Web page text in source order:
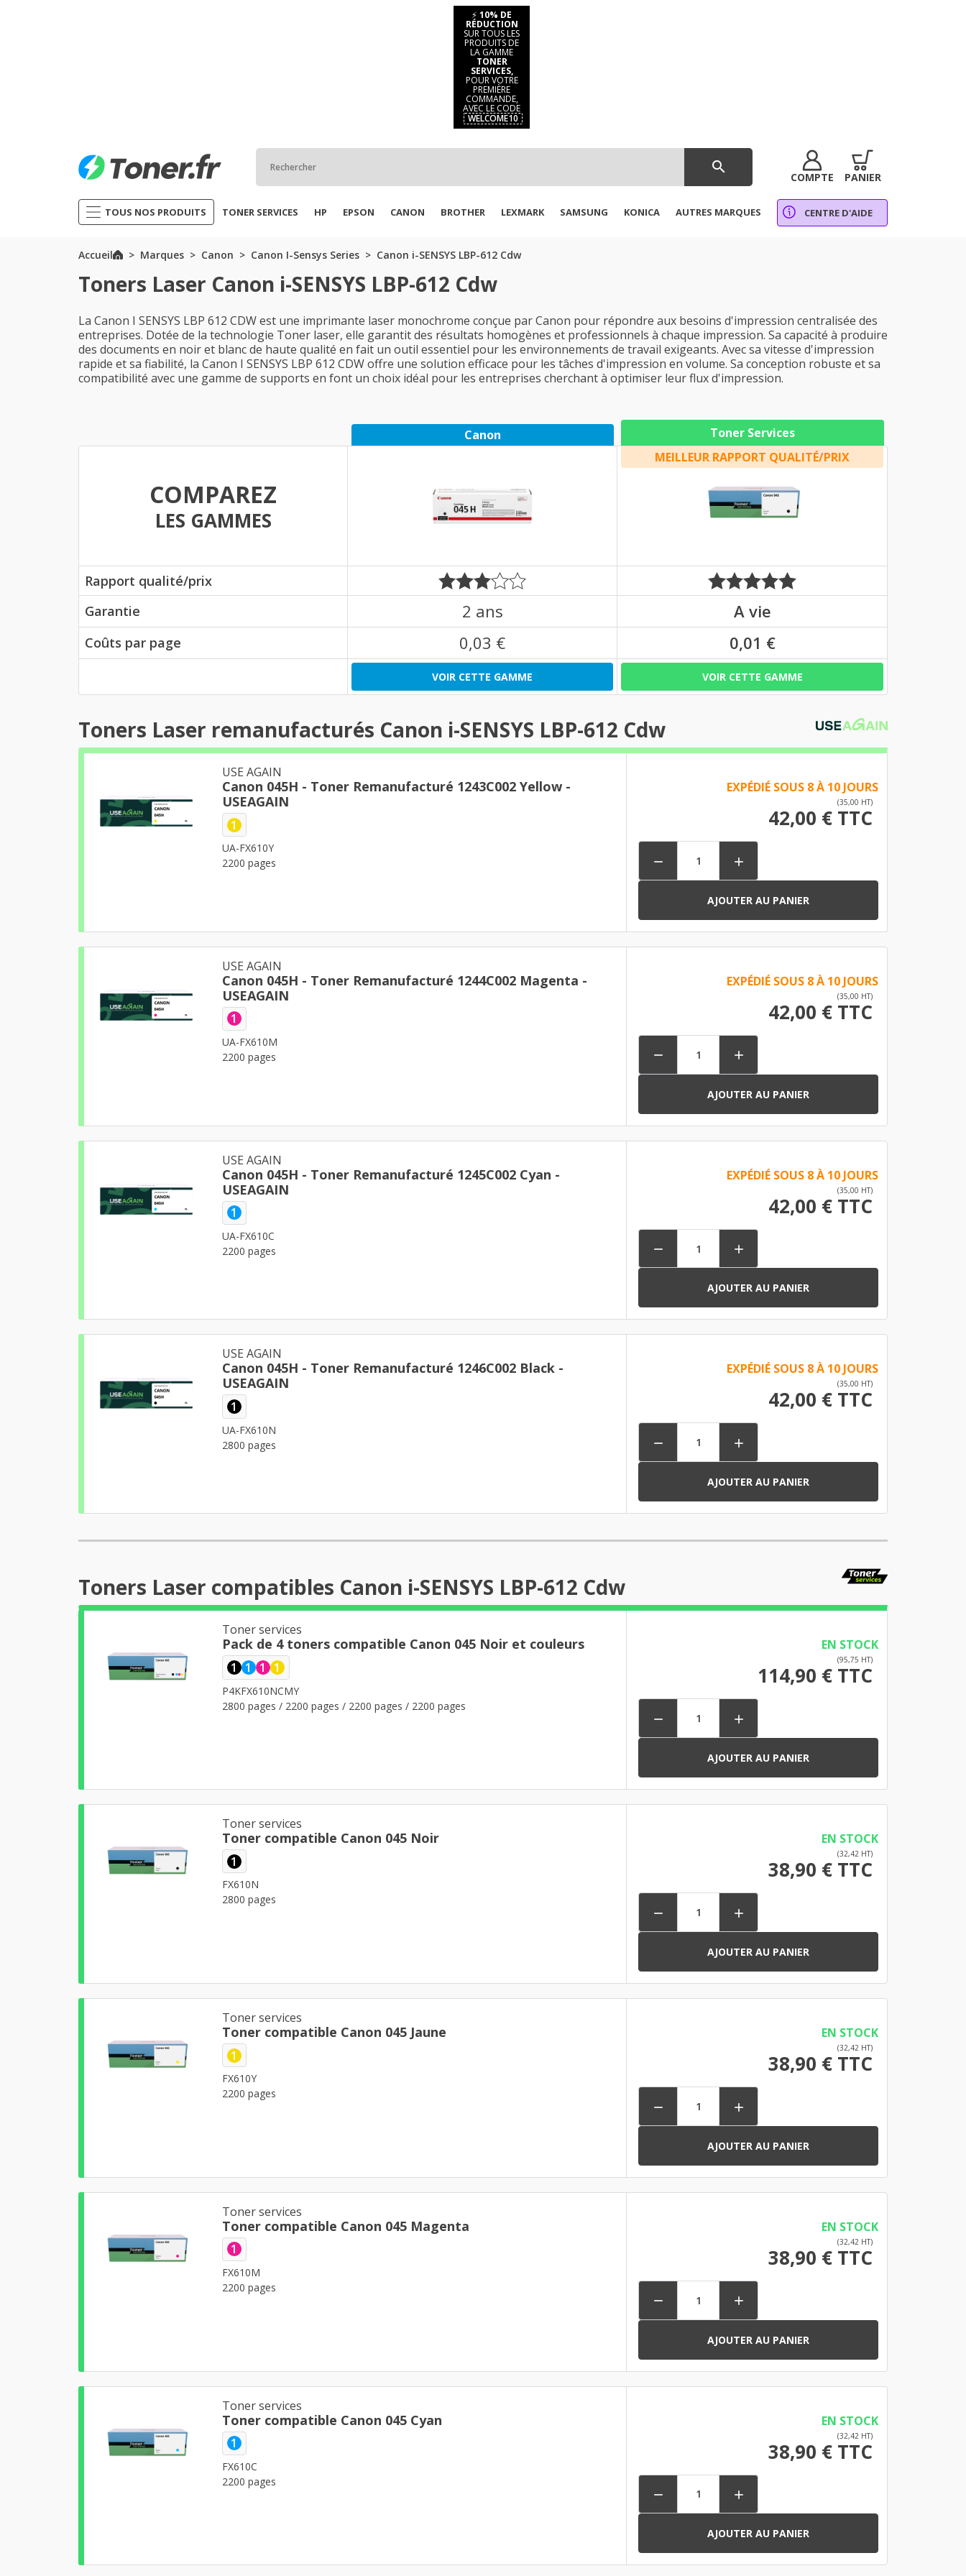
⚡ 10% DE
RÉDUCTION
SUR TOUS LES
PRODUITS DE
LA GAMME
TONER
SERVICES,
POUR VOTRE
PREMIÈRE
COMMANDE,
AVEC LE CODE
WELCOME10
search
COMPTE PANIER
TOUS NOS PRODUITS TONER SERVICES HP EPSON CANON BROTHER LEXMARK SAMSUNG KONICA AUTRES MARQUES CENTRE D'AIDE
Accueil Marques Canon Canon I-Sensys Series Canon i-SENSYS LBP-612 Cdw
Toners Laser Canon i-SENSYS LBP-612 Cdw
La Canon I SENSYS LBP 612 CDW est une imprimante laser monochrome conçue par Canon pour répondre aux besoins d'impression centralisée des
entreprises. Dotée de la technologie Toner laser, elle garantit des résultats homogènes et professionnels à chaque impression. Sa capacité à produire
des documents en noir et blanc de haute qualité en fait un outil essentiel pour les environnements de travail exigeants. Avec sa vitesse d'impression
rapide et sa fiabilité, la Canon I SENSYS LBP 612 CDW offre une solution efficace pour les tâches d'impression en volume. Sa conception robuste et sa
compatibilité avec une gamme de supports en font un choix idéal pour les entreprises cherchant à optimiser leur flux d'impression.
Canon Toner Services
COMPAREZ
LES GAMMES
MEILLEUR RAPPORT QUALITÉ/PRIX
Rapport qualité/prix
Garantie
2 ans A vie
Coûts par page 0,03 € 0,01 €
VOIR CETTE GAMME VOIR CETTE GAMME
Toners Laser remanufacturés Canon i-SENSYS LBP-612 Cdw
USE AGAIN
Canon 045H - Toner Remanufacturé 1243C002 Yellow -
USEAGAIN
1
UA-FX610Y
2200 pages
EXPÉDIÉ SOUS 8 À 10 JOURS
(35,00 HT)
42,00 € TTC
 
AJOUTER AU PANIER
USE AGAIN
Canon 045H - Toner Remanufacturé 1244C002 Magenta -
USEAGAIN
1
UA-FX610M
2200 pages
EXPÉDIÉ SOUS 8 À 10 JOURS
(35,00 HT)
42,00 € TTC
 
AJOUTER AU PANIER
USE AGAIN
Canon 045H - Toner Remanufacturé 1245C002 Cyan -
USEAGAIN
1
UA-FX610C
2200 pages
EXPÉDIÉ SOUS 8 À 10 JOURS
(35,00 HT)
42,00 € TTC
 
AJOUTER AU PANIER
USE AGAIN
Canon 045H - Toner Remanufacturé 1246C002 Black -
USEAGAIN
1
UA-FX610N
2800 pages
EXPÉDIÉ SOUS 8 À 10 JOURS
(35,00 HT)
42,00 € TTC
 
AJOUTER AU PANIER
Toners Laser compatibles Canon i-SENSYS LBP-612 Cdw
Toner services
Pack de 4 toners compatible Canon 045 Noir et couleurs
1 1 1 1
P4KFX610NCMY
2800 pages / 2200 pages / 2200 pages / 2200 pages
EN STOCK
(95,75 HT)
114,90 € TTC
 
AJOUTER AU PANIER
Toner services
Toner compatible Canon 045 Noir
1
FX610N
2800 pages
EN STOCK
(32,42 HT)
38,90 € TTC
 
AJOUTER AU PANIER
Toner services
Toner compatible Canon 045 Jaune
1
FX610Y
2200 pages
EN STOCK
(32,42 HT)
38,90 € TTC
 
AJOUTER AU PANIER
Toner services
Toner compatible Canon 045 Magenta
1
FX610M
2200 pages
EN STOCK
(32,42 HT)
38,90 € TTC
 
AJOUTER AU PANIER
Toner services
Toner compatible Canon 045 Cyan
1
FX610C
2200 pages
EN STOCK
(32,42 HT)
38,90 € TTC
 
AJOUTER AU PANIER